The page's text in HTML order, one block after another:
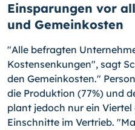
Einsparungen vor
und Gemeinkosten
"Alle befragten
Kostensenkungen", sagt
den Gemeinkosten."
die Produktion (77%) und
plant jedoch nur ein Viertel
Einschnitte im Vertrieb.